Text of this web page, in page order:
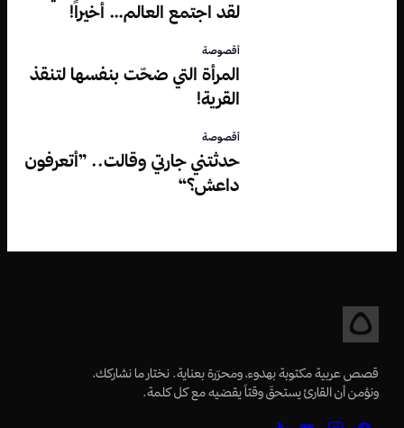
لقد اجتمع العالم… أخيراً!
أقصوصة
المرأة التي ضحّت بنفسها لتنقذ
القرية!
أقصوصة
حدثتني جارتي وقالت.. ”أتعرفون
داعش؟“
قصص عربية مكتوبة بهدوء، ومحرّرة بعناية. نختار ما نشاركك،
ونؤمن أن القارئ يستحقّ وقتاً يقضيه مع كل كلمة.